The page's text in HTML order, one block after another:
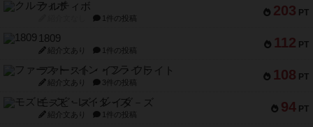
203 PT
クルティボ
1件の投稿
112 PT
1809
紹介文あり 1件の投稿
108 PT
ファースト・イン・フライト
紹介文あり 3件の投稿
94 PT
モズビ－ズ・レイダ－ズ
紹介文あり 1件の投稿